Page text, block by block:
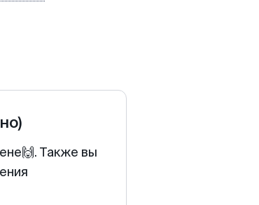
Также вы